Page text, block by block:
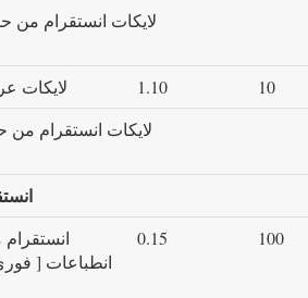
لايكات انستقرام من
لايكات 1.10
10
لايكات انستقرام من
انطباعات [
0.15 100